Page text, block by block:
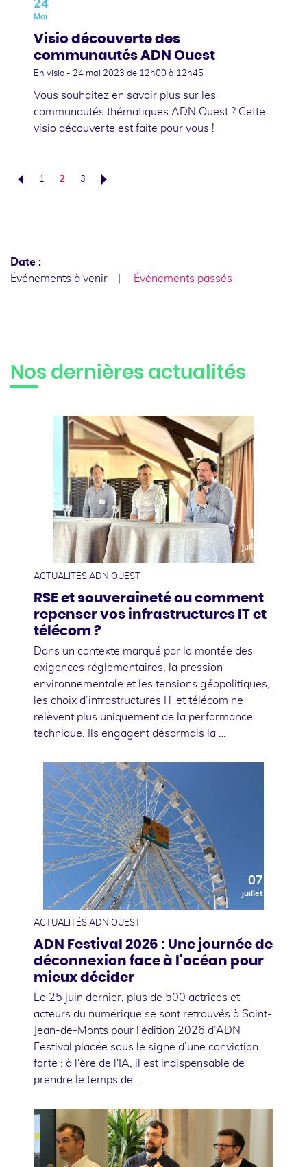
24
Mai
Visio découverte des
communautés ADN Ouest
En visio - 24 mai 2023 de 12h00 à 12h45
Vous souhaitez en savoir plus sur les
communautés thématiques ADN Ouest ? Cette
visio découverte est faite pour vous !
Précédent
1 2 3
Date :
Événements à venir
Événements passés
Nos dernières actualités
10
juillet
ACTUALITÉS ADN OUEST
RSE et souveraineté ou comment
repenser vos infrastructures IT et
télécom ?
Dans un contexte marqué par la montée des
exigences réglementaires, la pression
environnementale et les tensions géopolitiques,
les choix d’infrastructures IT et télécom ne
relèvent plus uniquement de la performance
technique. Ils engagent désormais la …
07
juillet
ACTUALITÉS ADN OUEST
ADN Festival 2026 : Une journée de
déconnexion face à l'océan pour
mieux décider
Le 25 juin dernier, plus de 500 actrices et
acteurs du numérique se sont retrouvés à Saint-
Jean-de-Monts pour l'édition 2026 d’ADN
Festival placée sous le signe d’une conviction
forte : à l'ère de l'IA, il est indispensable de
prendre le temps de …